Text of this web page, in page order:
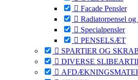
 Facade Pensler
 Radiatorpensel
 Specialpensler
 PENSELSÆT
 SPARTlER OG
 DIVERSE
